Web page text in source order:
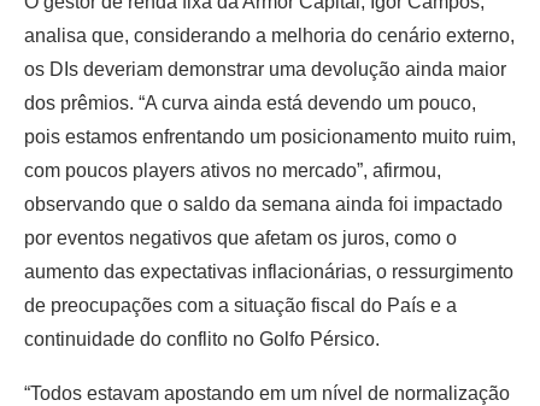
analisa que, considerando a melhoria do cenário externo,
os DIs deveriam demonstrar uma devolução ainda maior
dos prêmios. “A curva ainda está devendo um pouco,
pois estamos enfrentando um posicionamento muito ruim,
com poucos players ativos no mercado”, afirmou,
observando que o saldo da semana ainda foi impactado
por eventos negativos que afetam os juros, como o
aumento das expectativas inflacionárias, o ressurgimento
de preocupações com a situação fiscal do País e a
continuidade do conflito no Golfo Pérsico.
“Todos estavam apostando em um nível de normalização